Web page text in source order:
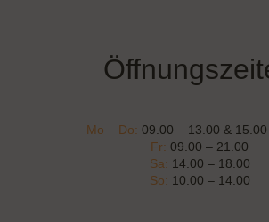
Mo – Do: 09.00 – 13.00 &
Fr: 09.00 – 21.00
Sa: 14.00 – 18.00
So: 10.00 – 14.00